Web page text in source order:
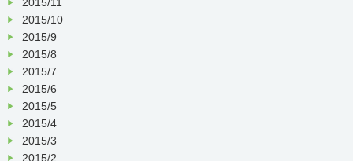
2015/10
2015/9
2015/8
2015/7
2015/6
2015/5
2015/4
2015/3
2015/2